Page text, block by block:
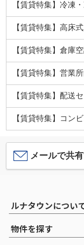
【賃貸特集】冷凍
【賃貸特集】高床
【賃貸特集】倉庫
【賃貸特集】営業
【賃貸特集】配送
【賃貸特集】コン
メールで共
ルナタウンについ
物件を探す